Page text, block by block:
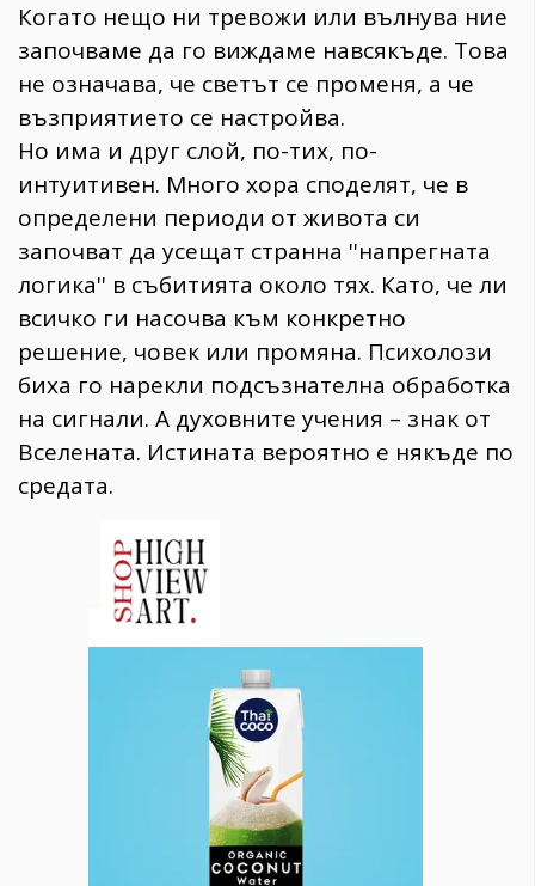
Когато нещо ни тревожи или вълнува ние
започваме да го виждаме навсякъде. Това
не означава, че светът се променя, а че
възприятието се настройва.
Но има и друг слой, по-тих, по-
интуитивен. Много хора споделят, че в
определени периоди от живота си
започват да усещат странна ''напрегната
логика'' в събитията около тях. Като, че ли
всичко ги насочва към конкретно
решение, човек или промяна. Психолози
биха го нарекли подсъзнателна обработка
на сигнали. А духовните учения – знак от
Вселената. Истината вероятно е някъде по
средата.